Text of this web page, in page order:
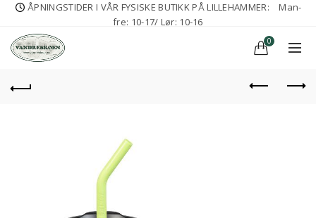
ÅPNINGSTIDER I VÅR FYSISKE BUTIKK PÅ LILLEHAMMER:
Man-
fre: 10-17/ Lør: 10-16
0